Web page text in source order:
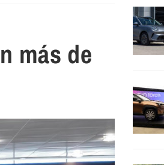
más de